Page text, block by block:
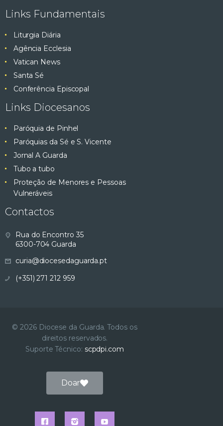
Links Fundamentais
Liturgia Diária
Agência Ecclesia
Vatican News
Santa Sé
Conferência Episcopal
Links Diocesanos
Paróquia de Pinhel
Paróquias da Sé e S. Vicente
Jornal A Guarda
Tubo a tubo
Proteção de Menores e Pessoas
Vulneráveis
Contactos
Rua do Encontro 35
6300-704 Guarda
curia@diocesedaguarda.pt
(+351) 271 212 959
© 2026 Diocese da Guarda. Todos os
direitos reservados.
Suporte Técnico: scpdpi.com
Doar